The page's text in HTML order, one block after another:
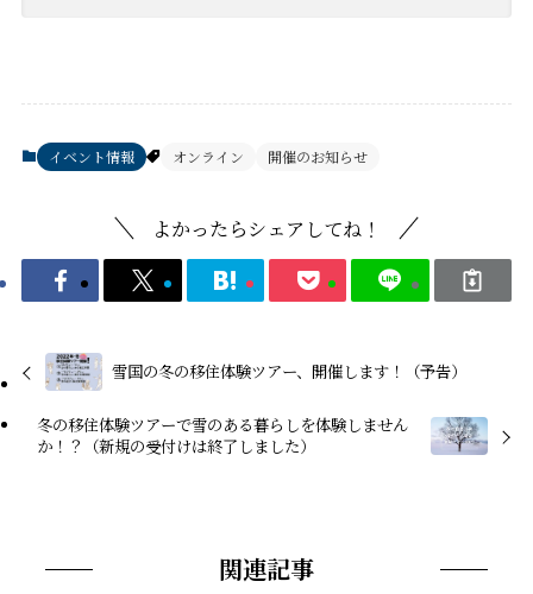
イベント情報 オンライン 開催のお知らせ
よかったらシェアしてね！
雪国の冬の移住体験ツアー、開催します！（予告）
冬の移住体験ツアーで雪のある暮らしを体験しません
か！？（新規の受付けは終了しました）
関連記事